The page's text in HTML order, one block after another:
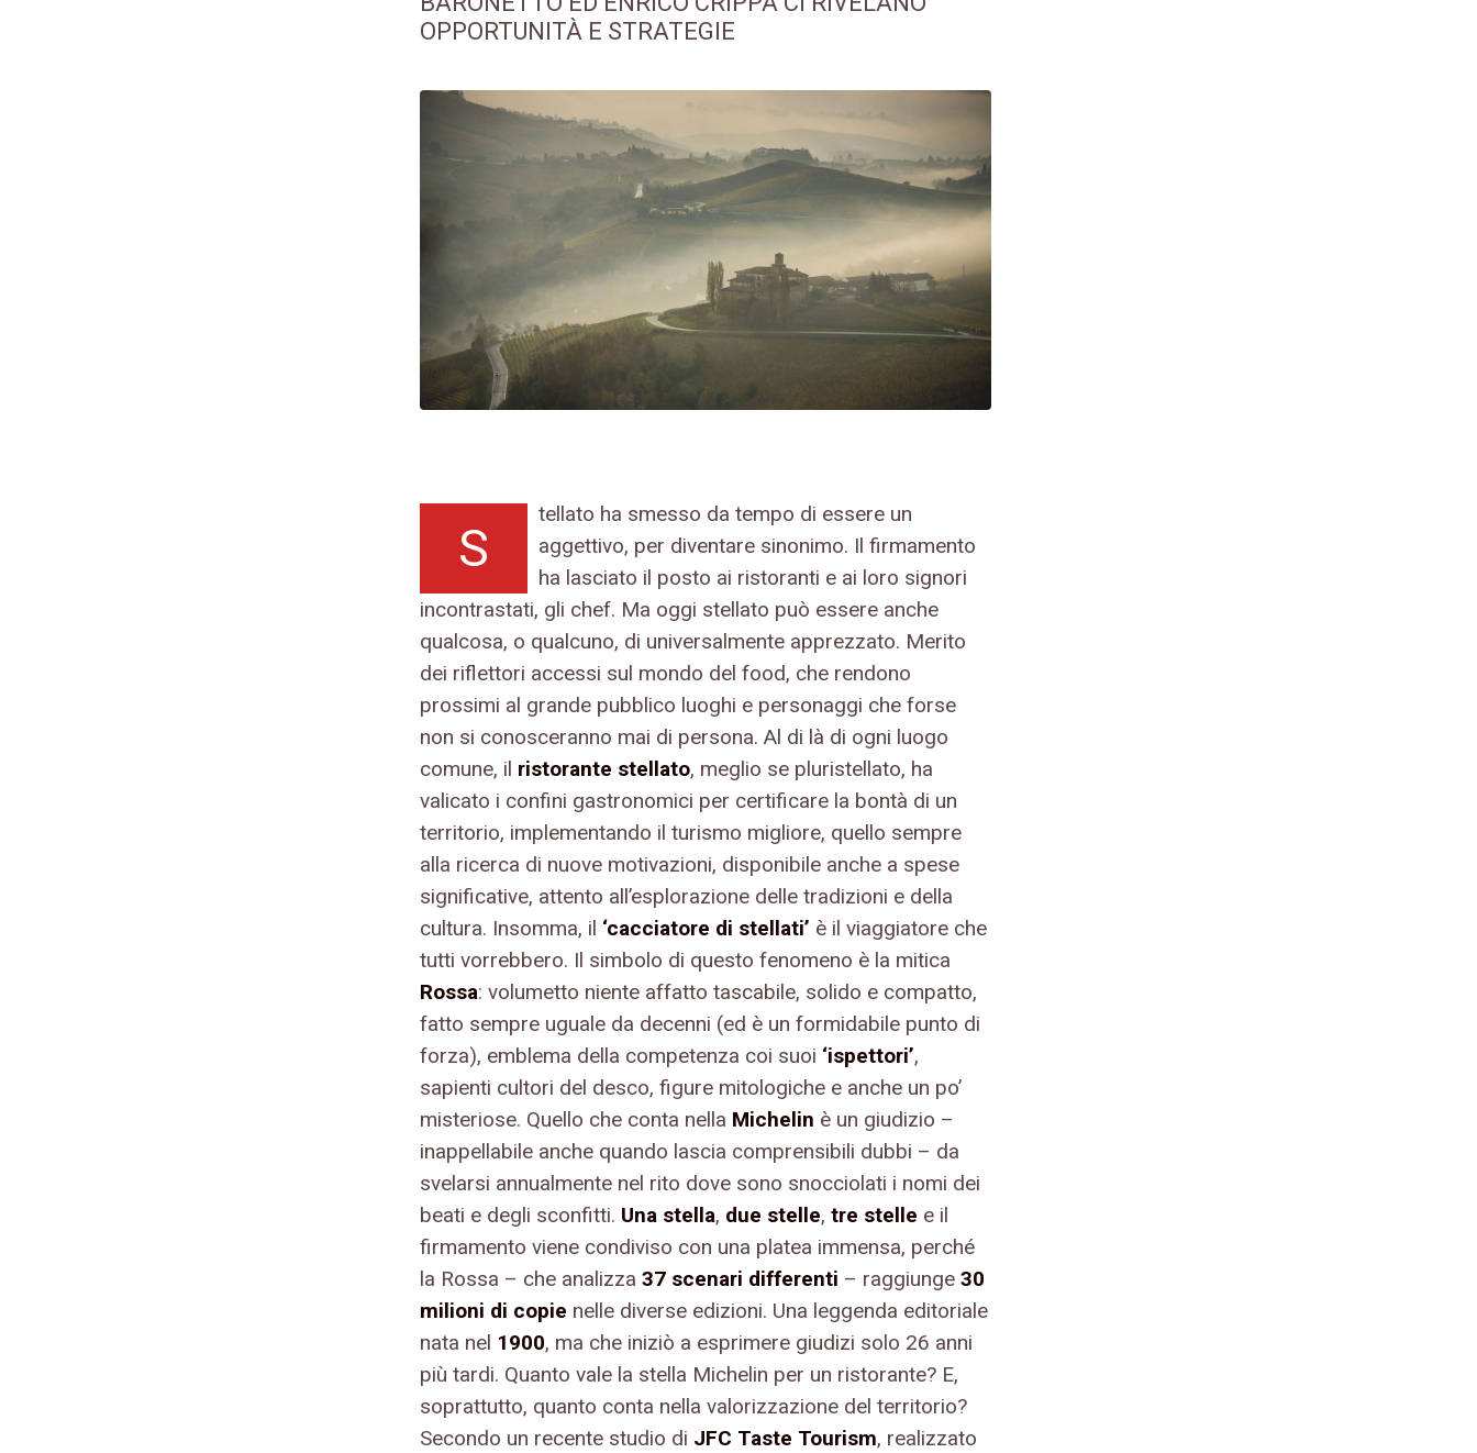
OPPORTUNITÀ E STRATEGIE
S
tellato ha smesso da tempo di essere un
aggettivo, per diventare sinonimo. Il firmamento
ha lasciato il posto ai ristoranti e ai loro signori
incontrastati, gli chef. Ma oggi stellato può essere anche
qualcosa, o qualcuno, di universalmente apprezzato. Merito
dei riflettori accessi sul mondo del food, che rendono
prossimi al grande pubblico luoghi e personaggi che forse
non si conosceranno mai di persona. Al di là di ogni luogo
comune, il ristorante stellato, meglio se pluristellato, ha
valicato i confini gastronomici per certificare la bontà di un
territorio, implementando il turismo migliore, quello sempre
alla ricerca di nuove motivazioni, disponibile anche a spese
significative, attento all’esplorazione delle tradizioni e della
cultura. Insomma, il ‘cacciatore di stellati’ è il viaggiatore che
tutti vorrebbero. Il simbolo di questo fenomeno è la mitica
Rossa: volumetto niente affatto tascabile, solido e compatto,
fatto sempre uguale da decenni (ed è un formidabile punto di
forza), emblema della competenza coi suoi ‘ispettori’,
sapienti cultori del desco, figure mitologiche e anche un po’
misteriose. Quello che conta nella Michelin è un giudizio –
inappellabile anche quando lascia comprensibili dubbi – da
svelarsi annualmente nel rito dove sono snocciolati i nomi dei
beati e degli sconfitti. Una stella, due stelle, tre stelle e il
firmamento viene condiviso con una platea immensa, perché
la Rossa – che analizza 37 scenari differenti – raggiunge 30
milioni di copie nelle diverse edizioni. Una leggenda editoriale
nata nel 1900, ma che iniziò a esprimere giudizi solo 26 anni
più tardi. Quanto vale la stella Michelin per un ristorante? E,
soprattutto, quanto conta nella valorizzazione del territorio?
Secondo un recente studio di JFC Taste Tourism, realizzato